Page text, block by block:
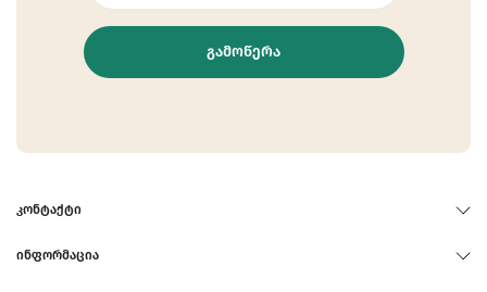
ᲒᲐᲛᲝᲬᲔᲠᲐ
ᲙᲝᲜᲢᲐᲥᲢᲘ
ᲘᲜᲤᲝᲠᲛᲐᲪᲘᲐ